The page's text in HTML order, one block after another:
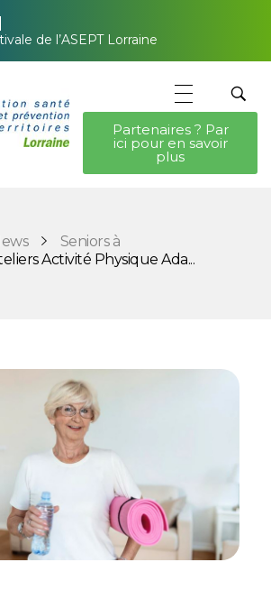
de l’ASEPT Lorraine
Partenaires ? Par
ici pour en savoir
plus
Seniors à
Activité Physique Ada...